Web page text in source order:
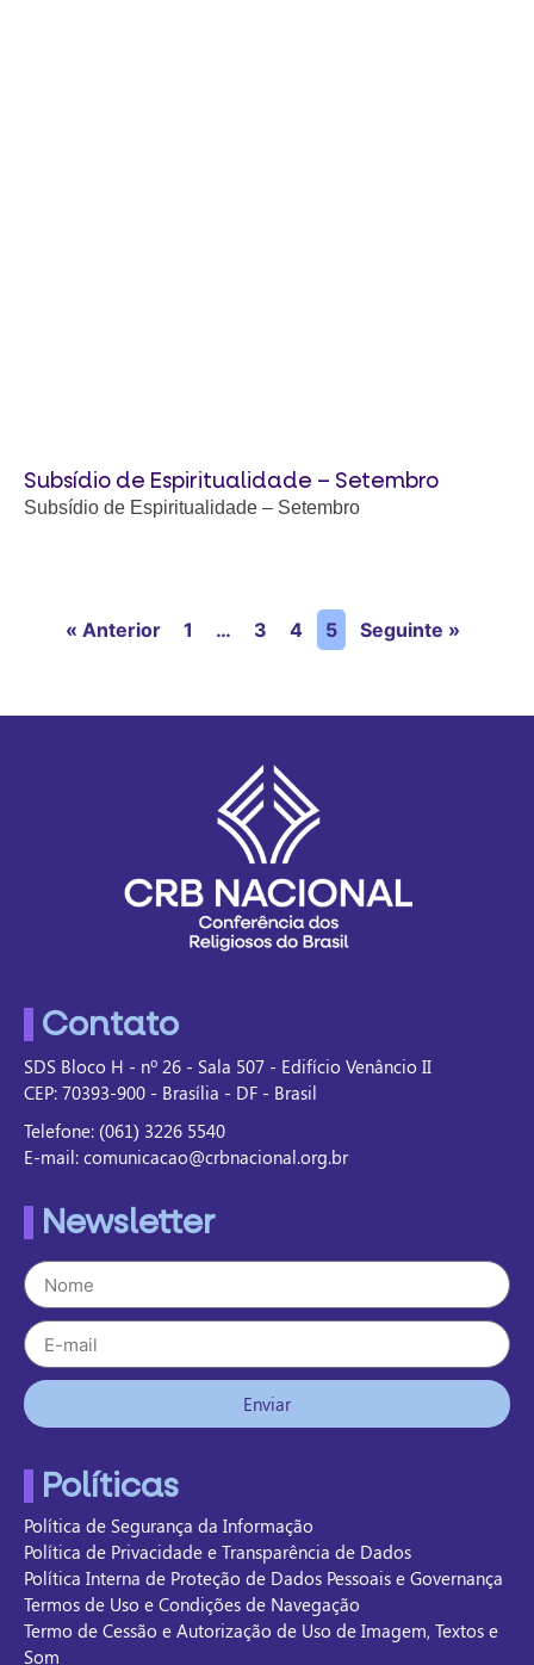
Subsídio de Espiritualidade – Setembro
Subsídio de Espiritualidade – Setembro
« Anterior 1 … 3 4 5 Seguinte »
Contato
SDS Bloco H - nº 26 - Sala 507 - Edifício Venâncio II
CEP: 70393-900 - Brasília - DF - Brasil
Telefone: (061) 3226 5540
E-mail: comunicacao@crbnacional.org.br
Newsletter
Enviar
Políticas
Política de Segurança da Informação
Política de Privacidade e Transparência de Dados
Política Interna de Proteção de Dados Pessoais e Governança
Termos de Uso e Condições de Navegação
Termo de Cessão e Autorização de Uso de Imagem, Textos e
Som